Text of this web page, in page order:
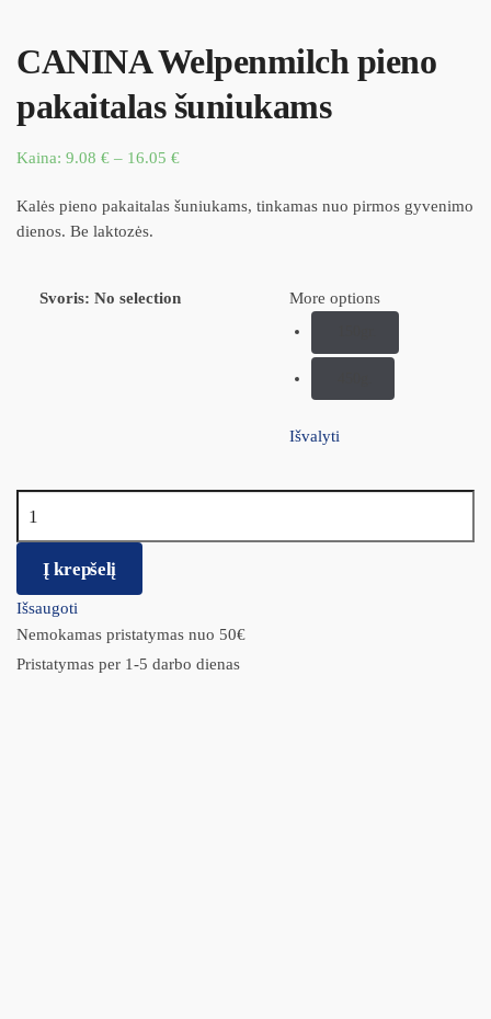
CANINA Welpenmilch pieno
pakaitalas šuniukams
Kaina: 9.08 € – 16.05 €
Kalės pieno pakaitalas šuniukams, tinkamas nuo pirmos gyvenimo
dienos. Be laktozės.
Svoris: No selection More options
Išvalyti
Į krepšelį
Išsaugoti
Nemokamas pristatymas nuo 50€
Pristatymas per 1-5 darbo dienas